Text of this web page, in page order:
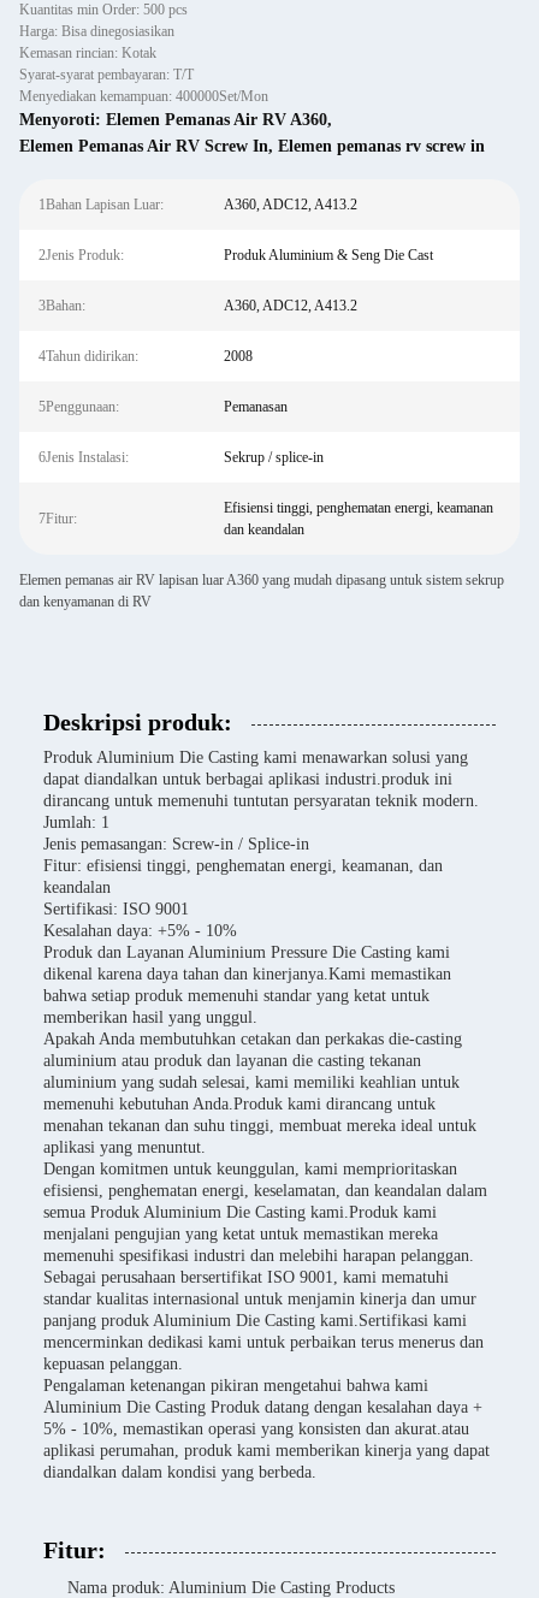
Kuantitas min Order: 500 pcs
Harga: Bisa dinegosiasikan
Kemasan rincian: Kotak
Syarat-syarat pembayaran: T/T
Menyediakan kemampuan: 400000Set/Mon
Menyoroti: Elemen Pemanas Air RV A360,
Elemen Pemanas Air RV Screw In, Elemen pemanas rv screw in
1Bahan Lapisan Luar: A360, ADC12, A413.2
2Jenis Produk: Produk Aluminium & Seng Die Cast
3Bahan: A360, ADC12, A413.2
4Tahun didirikan: 2008
5Penggunaan: Pemanasan
6Jenis Instalasi: Sekrup / splice-in
7Fitur:
Efisiensi tinggi, penghematan energi, keamanan
dan keandalan
Elemen pemanas air RV lapisan luar A360 yang mudah dipasang untuk sistem sekrup
dan kenyamanan di RV
Deskripsi produk:
Produk Aluminium Die Casting kami menawarkan solusi yang
dapat diandalkan untuk berbagai aplikasi industri.produk ini
dirancang untuk memenuhi tuntutan persyaratan teknik modern.
Jumlah: 1
Jenis pemasangan: Screw-in / Splice-in
Fitur: efisiensi tinggi, penghematan energi, keamanan, dan
keandalan
Sertifikasi: ISO 9001
Kesalahan daya: +5% - 10%
Produk dan Layanan Aluminium Pressure Die Casting kami
dikenal karena daya tahan dan kinerjanya.Kami memastikan
bahwa setiap produk memenuhi standar yang ketat untuk
memberikan hasil yang unggul.
Apakah Anda membutuhkan cetakan dan perkakas die-casting
aluminium atau produk dan layanan die casting tekanan
aluminium yang sudah selesai, kami memiliki keahlian untuk
memenuhi kebutuhan Anda.Produk kami dirancang untuk
menahan tekanan dan suhu tinggi, membuat mereka ideal untuk
aplikasi yang menuntut.
Dengan komitmen untuk keunggulan, kami memprioritaskan
efisiensi, penghematan energi, keselamatan, dan keandalan dalam
semua Produk Aluminium Die Casting kami.Produk kami
menjalani pengujian yang ketat untuk memastikan mereka
memenuhi spesifikasi industri dan melebihi harapan pelanggan.
Sebagai perusahaan bersertifikat ISO 9001, kami mematuhi
standar kualitas internasional untuk menjamin kinerja dan umur
panjang produk Aluminium Die Casting kami.Sertifikasi kami
mencerminkan dedikasi kami untuk perbaikan terus menerus dan
kepuasan pelanggan.
Pengalaman ketenangan pikiran mengetahui bahwa kami
Aluminium Die Casting Produk datang dengan kesalahan daya +
5% - 10%, memastikan operasi yang konsisten dan akurat.atau
aplikasi perumahan, produk kami memberikan kinerja yang dapat
diandalkan dalam kondisi yang berbeda.
Fitur:
Nama produk: Aluminium Die Casting Products